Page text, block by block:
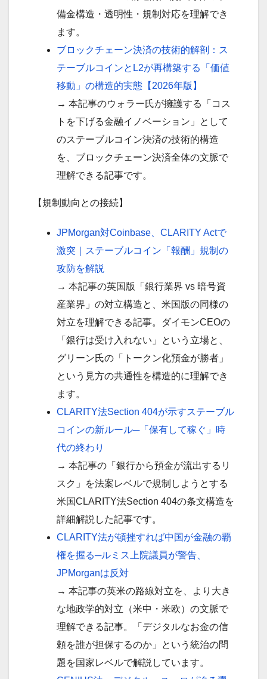
備金構造・透明性・規制対応を理解でき
ます。
ブロックチェーン決済の技術的解剖：ス
テーブルコインとL2が再構築する「価値
移動」の構造的実態【2026年版】
→ 本記事のウォラー氏が擁護する「コス
トを下げる金融イノベーション」として
のステーブルコイン決済の技術的構造
を、ブロックチェーン決済全体の文脈で
理解できる記事です。
【規制動向との接続】
JPMorgan対Coinbase、CLARITY Actで
激突｜ステーブルコイン「報酬」規制の
攻防を解説
→ 本記事の英国版「銀行業界 vs 暗号資
産業界」の対立構造と、米国版の同様の
対立を理解できる記事。ダイモンCEOの
「銀行は受け入れない」という立場と、
グリーン氏の「トークン化預金が勝者」
という見方の共通性を構造的に理解でき
ます。
CLARITY法Section 404が示すステーブル
コインの新ルール─「保有して稼ぐ」時
代の終わり
→ 本記事の「銀行から預金が流出するリ
スク」を法案レベルで規制しようとする
米国CLARITY法Section 404の条文構造を
詳細解説した記事です。
CLARITY法が頓挫すれば中国が金融の覇
権を握る─ルミス上院議員が警告、
JPMorganは反対
→ 本記事の英米の路線対立を、より大き
な地政学的対立（米中・米欧）の文脈で
理解できる記事。「デジタルなお金の信
頼を誰が担保するのか」という統治の問
題を国家レベルで解説しています。